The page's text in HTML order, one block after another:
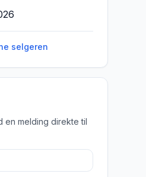
selgeren
en melding direkte til